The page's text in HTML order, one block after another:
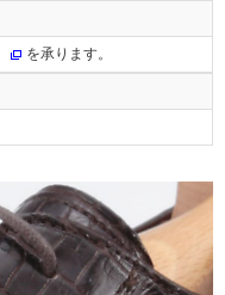
を承ります。